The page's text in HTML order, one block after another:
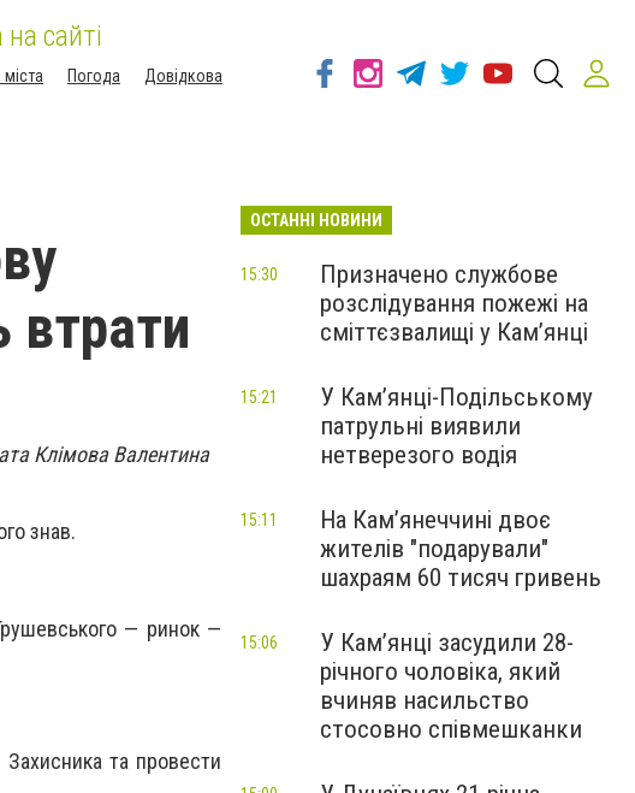
сайті
міста Погода
Довідкова
втрати
Клімова Валентина
знав.
— ринок —
та провести
ОСТАННІ НОВИНИ
Призначено службове
розслідування пожежі на
сміттєзвалищі у Кам’янці
15:30
У Кам’янці-Подільському
патрульні виявили
нетверезого водія
15:21
На Камʼянеччині двоє
жителів "подарували"
шахраям 60 тисяч гривень
15:11
У Камʼянці засудили 28-
річного чоловіка, який
вчиняв насильство
стосовно співмешканки
15:06